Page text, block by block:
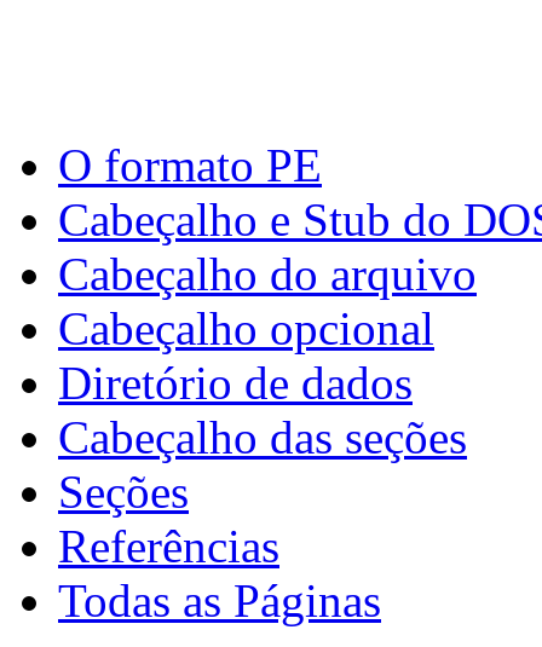
O formato PE
Cabeçalho e Stub do
Cabeçalho do arquivo
Cabeçalho opcional
Diretório de dados
Cabeçalho das seções
Seções
Referências
Todas as Páginas